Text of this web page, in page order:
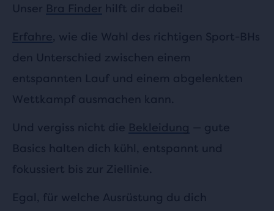
Unser Bra Finder hilft dir dabei!
Erfahre, wie die Wahl des richtigen Sport-BHs
den Unterschied zwischen einem
entspannten Lauf und einem abgelenkten
Wettkampf ausmachen kann.
Und vergiss nicht die Bekleidung — gute
Basics halten dich kühl, entspannt und
fokussiert bis zur Ziellinie.
Egal, für welche Ausrüstung du dich